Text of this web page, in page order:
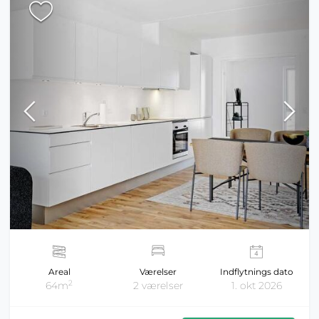
Areal
64m2
Værelser
2 værelser
Indflytnings dato
1. okt 2026